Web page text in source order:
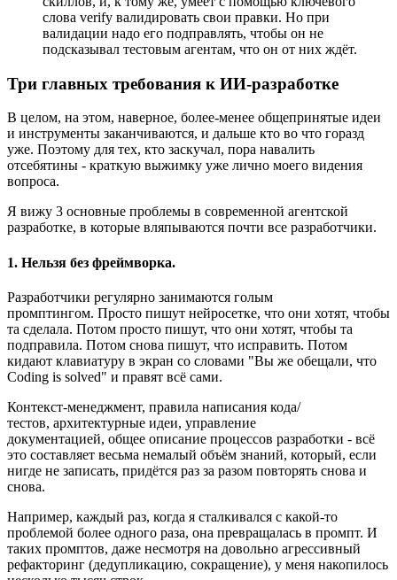
слова verify валидировать свои правки. Но при
валидации надо его подправлять, чтобы он не
подсказывал тестовым агентам, что он от них ждёт.
Три главных требования к ИИ-разработке
В целом, на этом, наверное, более-менее общепринятые идеи
и инструменты заканчиваются, и дальше кто во что горазд
уже. Поэтому для тех, кто заскучал, пора навалить
отсебятины - краткую выжимку уже лично моего видения
вопроса.
Я вижу 3 основные проблемы в современной агентской
разработке, в которые вляпываются почти все разработчики.
1. Нельзя без фреймворка.
Разработчики регулярно занимаются голым
промптингом. Просто пишут нейросетке, что они хотят, чтобы
та сделала. Потом просто пишут, что они хотят, чтобы та
подправила. Потом снова пишут, что исправить. Потом
кидают клавиатуру в экран со словами "Вы же обещали, что
Coding is solved" и правят всё сами.
Контекст-менеджмент, правила написания кода/
тестов, архитектурные идеи, управление
документацией, общее описание процессов разработки - всё
это составляет весьма немалый объём знаний, который, если
нигде не записать, придётся раз за разом повторять снова и
снова.
Например, каждый раз, когда я сталкивался с какой-то
проблемой более одного раза, она превращалась в промпт. И
таких промптов, даже несмотря на довольно агрессивный
рефакторинг (дедупликацию, сокращение), у меня накопилось